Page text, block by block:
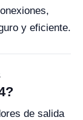
y eficiente.
de salida